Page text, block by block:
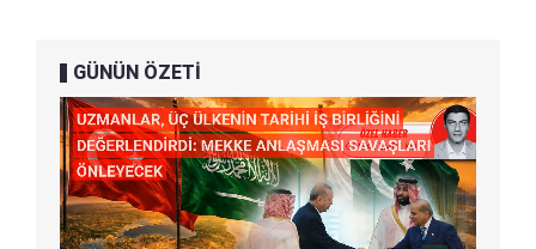
GÜNÜN ÖZETİ